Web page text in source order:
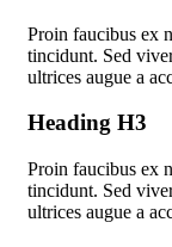
Proin faucibus ex
tincidunt. Sed
ultrices augue a
Heading H3
Proin faucibus ex
tincidunt. Sed
ultrices augue a